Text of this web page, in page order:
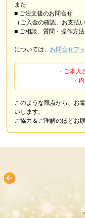
また
■ ご注文後のお問合せ
（ご入金の確認、お支払
■ ご相談、質問・操作方
については、 お問合せフ
・ご本人
・
このような観点から、お
いします。
ご協力＆ご理解のほどお